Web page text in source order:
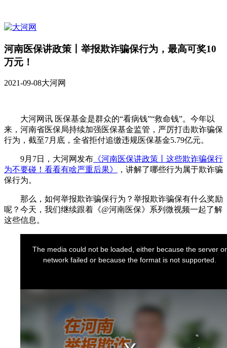
河南医保讲政策丨举报欺诈骗保行为，最高可奖10
万元！
2021-09-08大河网
大河网讯 医保基金是群众的“看病钱”“救命钱”。今年以
来，河南省医保局持续加强医保基金监管，严厉打击欺诈骗保
行为，截至7月底，全省拒付追缴违规医保基金5.79亿元。
9月7日，大河网发布 《河南医保讲政策丨这些欺诈骗保行
为不要碰！看看有啥严重后果》
，讲解了哪些行为属于欺诈骗
保行为。
那么，如何举报欺诈骗保行为？举报欺诈骗保有什么奖励
呢？今天，我们继续跟着《@河南医保》系列微视频一起了解
这些信息。